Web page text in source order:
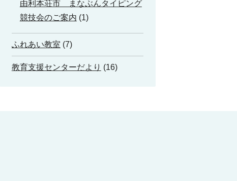
由利本荘市 まなぶんタイピング
競技会のご案内 (1)
ふれあい教室 (7)
教育支援センターだより (16)